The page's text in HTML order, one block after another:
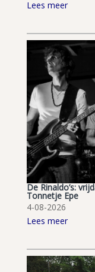
Lees meer
De Rinaldo’s:
Tonnetje Epe
4-08-2026
Lees meer